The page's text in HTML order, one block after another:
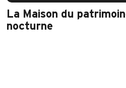
La Maison du
nocturne